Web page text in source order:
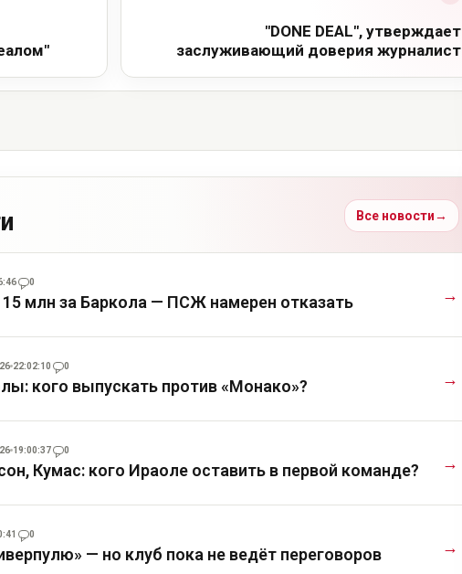
"DONE DEAL", утверждает
заслуживающий доверия журналист
Все новости→
0
млн за Баркола — ПСЖ намерен отказать →
22:02:10 0
кого выпускать против «Монако»? →
19:00:37 0
Кумас: кого Ираоле оставить в первой команде? →
0
— но клуб пока не ведёт переговоров →